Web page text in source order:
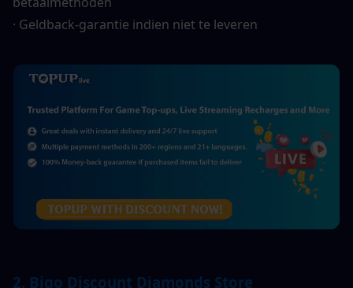
· Geldback-garantie indien niet te leveren
2. Bigo Discount Diamonds Store